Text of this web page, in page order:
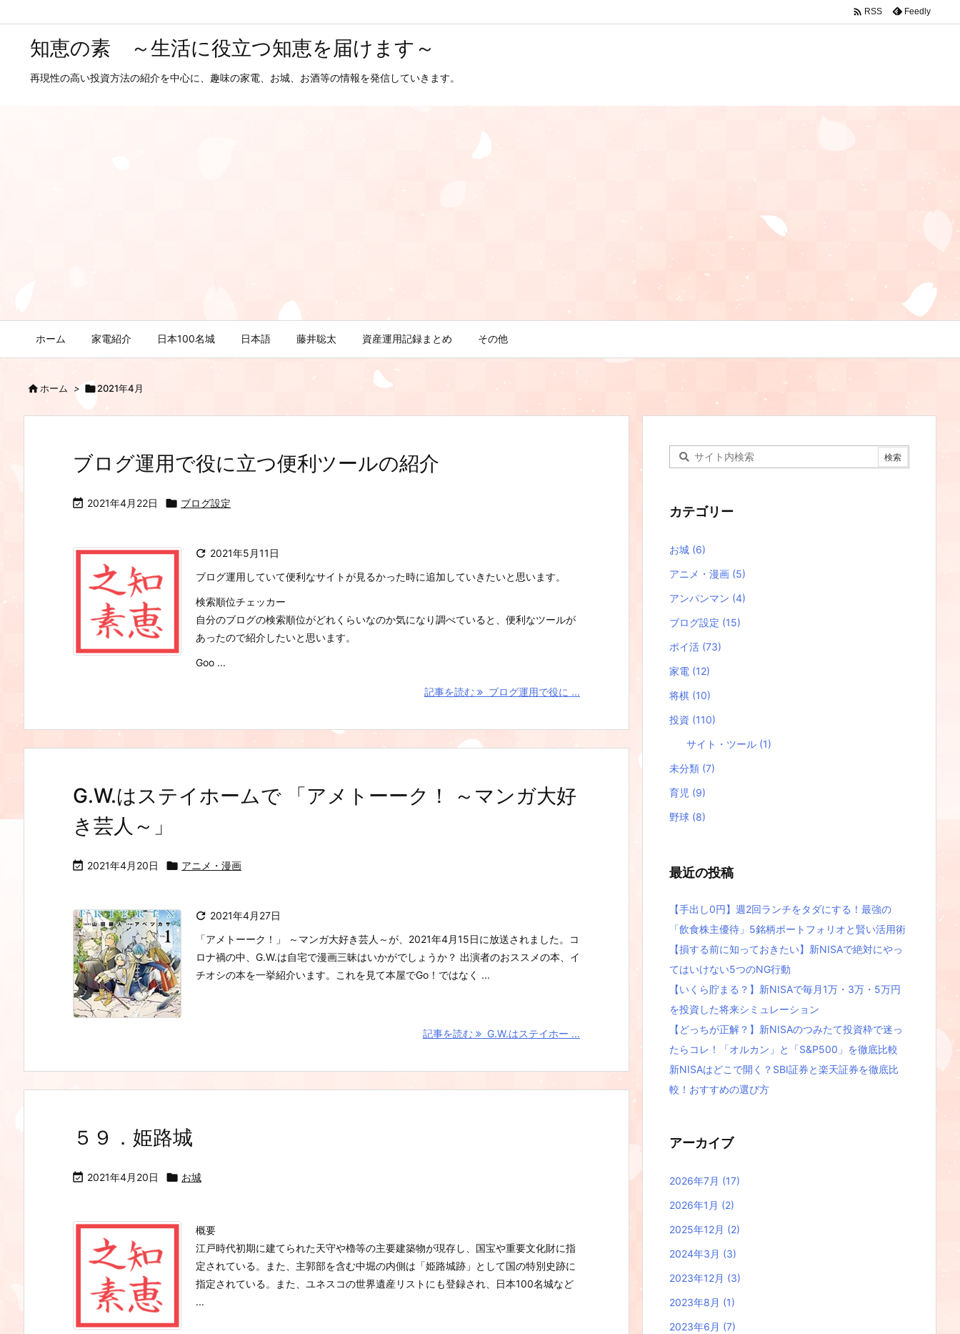
知恵の素 ～生活に役立つ知恵を届けます～
再現性の高い投資方法の紹介を中心に、趣味の家電、お城、お酒等の情報を発信していきます。
ホーム 家電紹介 日本100名城 日本語 藤井聡太 資産運用記録まとめ その他
 RSS Feedly
ホーム > 2021年4月
ブログ運用で役に立つ便利ツールの紹介
 2021年4月22日  ブログ設定
 2021年5月11日
ブログ運用していて便利なサイトが見るかった時に追加していきたいと思います。
検索順位チェッカー
自分のブログの検索順位がどれくらいなのか気になり調べていると、便利なツールが
あったので紹介したいと思います。
Goo ...
記事を読む ブログ運用で役に ...
G.W.はステイホームで 「アメトーーク！ ～マンガ大好
き芸人～」
 2021年4月20日  アニメ・漫画
 2021年4月27日
「アメトーーク！」 ～マンガ大好き芸人～が、2021年4月15日に放送されました。コ
ロナ禍の中、G.W.は自宅で漫画三昧はいかがでしょうか？ 出演者のおススメの本、イ
チオシの本を一挙紹介います。これを見て本屋でGo！ではなく ...
記事を読む G.W.はステイホー ...
５９．姫路城
 2021年4月20日  お城
概要
江戸時代初期に建てられた天守や櫓等の主要建築物が現存し、国宝や重要文化財に指
定されている。また、主郭部を含む中堀の内側は「姫路城跡」として国の特別史跡に
指定されている。また、ユネスコの世界遺産リストにも登録され、日本100名城など
...
カテゴリー
お城 (6)
アニメ・漫画 (5)
アンパンマン (4)
ブログ設定 (15)
ポイ活 (73)
家電 (12)
将棋 (10)
投資 (110)
サイト・ツール (1)
未分類 (7)
育児 (9)
野球 (8)
最近の投稿
【手出し0円】週2回ランチをタダにする！最強の
「飲食株主優待」5銘柄ポートフォリオと賢い活用術
【損する前に知っておきたい】新NISAで絶対にやっ
てはいけない5つのNG行動
【いくら貯まる？】新NISAで毎月1万・3万・5万円
を投資した将来シミュレーション
【どっちが正解？】新NISAのつみたて投資枠で迷っ
たらコレ！「オルカン」と「S&P500」を徹底比較
新NISAはどこで開く？SBI証券と楽天証券を徹底比
較！おすすめの選び方
アーカイブ
2026年7月 (17)
2026年1月 (2)
2025年12月 (2)
2024年3月 (3)
2023年12月 (3)
2023年8月 (1)
2023年6月 (7)